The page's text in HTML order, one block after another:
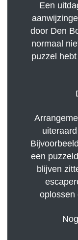
Een
door Den
normaal
puzzel
een
blijven
oplossen